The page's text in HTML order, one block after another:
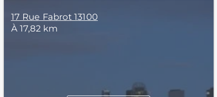
17 Rue Fabrot 13100
À 17,82 km